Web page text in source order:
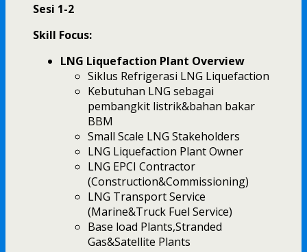
Sesi 1-2
Skill Focus:
LNG Liquefaction Plant Overview
Siklus Refrigerasi LNG Liquefaction
Kebutuhan LNG sebagai
pembangkit listrik&bahan bakar
BBM
Small Scale LNG Stakeholders
LNG Liquefaction Plant Owner
LNG EPCI Contractor
(Construction&Commissioning)
LNG Transport Service
(Marine&Truck Fuel Service)
Base load Plants,Stranded
Gas&Satellite Plants